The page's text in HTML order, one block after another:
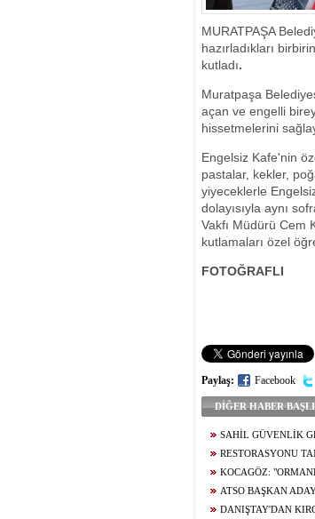
MURATPAŞA
hazırladıkları
kutladı.
Muratpaşa
açan ve engelli
hissetmelerini
Engelsiz Kafe'nin
pastalar, kekler,
yiyeceklerle
dolayısıyla aynı
Vakfı Müdürü Cem
kutlamaları özel
FOTOĞRAFLI
Paylaş: Facebook
DİĞER HABER
SAHİL GÜVENLİK
RESTORASYONU
KOCAGÖZ:
SORUMLULUĞUMUZ"
ATSO BAŞKAN
DANIŞTAY'DAN